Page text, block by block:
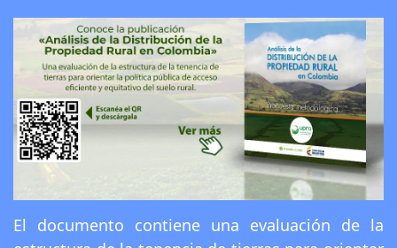
El documento contiene una evaluación de la